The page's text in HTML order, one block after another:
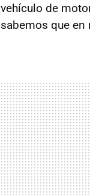
vehículo de
sabemos que en